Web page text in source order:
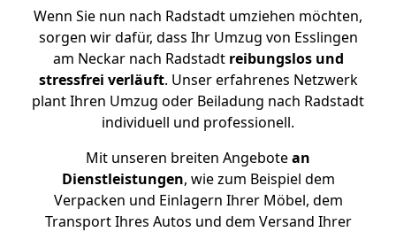
Wenn Sie nun nach Radstadt umziehen möchten,
sorgen wir dafür, dass Ihr Umzug von Esslingen
am Neckar nach Radstadt reibungslos und
stressfrei verläuft. Unser erfahrenes Netzwerk
plant Ihren Umzug oder Beiladung nach Radstadt
individuell und professionell.
Mit unseren breiten Angebotean
Dienstleistungen, wie zum Beispiel dem
Verpacken und Einlagern Ihrer Möbel, dem
Transport Ihres Autos und dem Versand Ihrer